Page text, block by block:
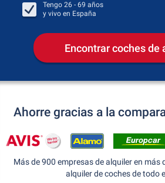
Tengo 26 - 69 años
y vivo en España
Encontrar coches de
Ahorre gracias a la
Más de 900 empresas de alquiler en más
alquiler de coches de todo